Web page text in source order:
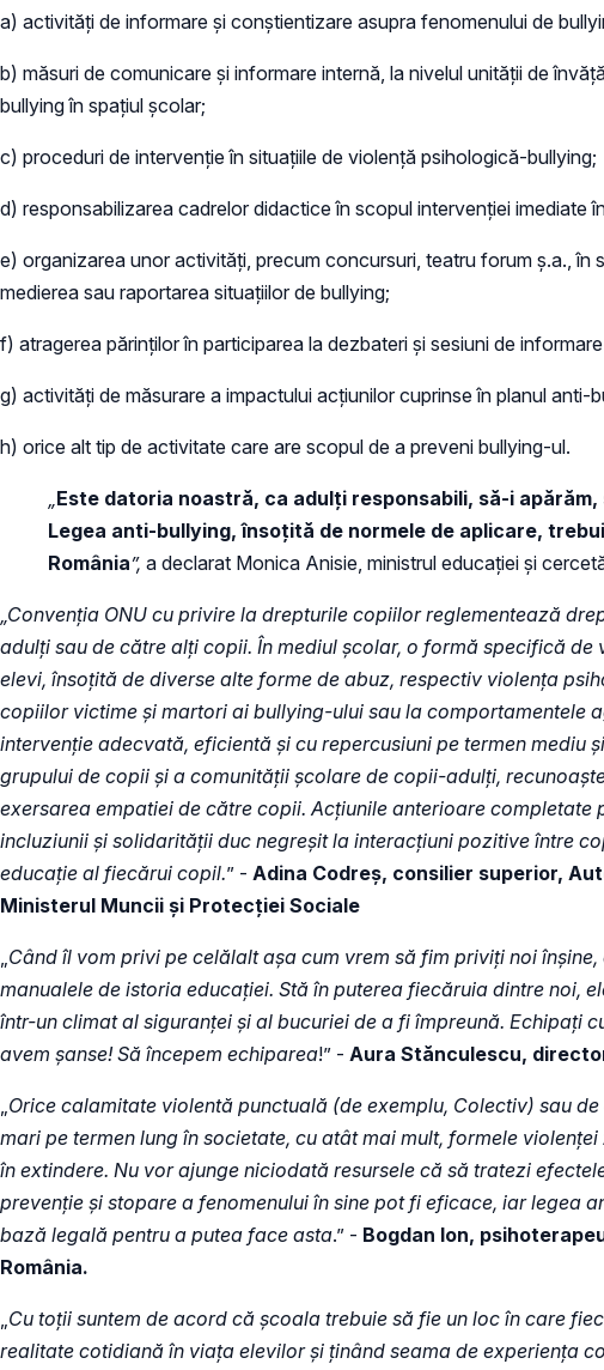
a) activități de informare și conștientizare asupra fenomenului de
b) măsuri de comunicare și informare internă, la nivelul unității de
bullying în spațiul școlar;
c) proceduri de intervenție în situațiile de violență psihologică-bullying;
d) responsabilizarea cadrelor didactice în scopul intervenției imediate
e) organizarea unor activități, precum concursuri, teatru forum ș.a., în
medierea sau raportarea situațiilor de bullying;
f) atragerea părinților în participarea la dezbateri și sesiuni de
g) activități de măsurare a impactului acțiunilor cuprinse în planul anti-
h) orice alt tip de activitate care are scopul de a preveni bullying-ul.
„Este datoria noastră, ca adulți responsabili, să-i
Legea anti-bullying, însoțită de normele de aplicare,
România”, a declarat Monica Anisie, ministrul educației și
„Convenția ONU cu privire la drepturile copiilor reglementează
adulți sau de către alți copii. În mediul școlar, o formă specifică
elevi, însoțită de diverse alte forme de abuz, respectiv violența
copiilor victime și martori ai bullying-ului sau la comportamentele
intervenție adecvată, eficientă și cu repercusiuni pe termen mediu
grupului de copii și a comunității școlare de copii-adulți,
exersarea empatiei de către copii. Acțiunile anterioare
incluziunii și solidarității duc negreșit la interacțiuni pozitive între
educație al fiecărui copil.” - Adina Codreș, consilier superior,
Ministerul Muncii și Protecției Sociale
„Când îl vom privi pe celălalt așa cum vrem să fim priviți noi
manualele de istoria educației. Stă în puterea fiecăruia dintre noi,
într-un climat al siguranței și al bucuriei de a fi împreună. Echipați
avem șanse! Să începem echiparea!” - Aura Stănculescu,
„Orice calamitate violentă punctuală (de exemplu, Colectiv) sau
mari pe termen lung în societate, cu atât mai mult, formele
în extindere. Nu vor ajunge niciodată resursele că să tratezi
prevenție și stopare a fenomenului în sine pot fi eficace, iar legea
bază legală pentru a putea face asta.” - Bogdan Ion,
România.
„Cu toții suntem de acord că școala trebuie să fie un loc în care
realitate cotidiană în viața elevilor și ținând seama de experiența